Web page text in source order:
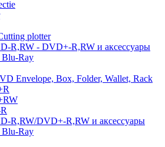
plotter
R,RW - DVD+-R,RW и аксессуары
Ray
Envelope, Box, Folder, Wallet, Rack
R,RW/DVD+-R,RW и аксессуары
Ray